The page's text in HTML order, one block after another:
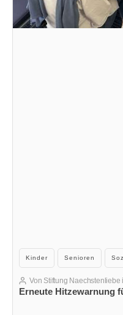
Kategorien
Kinder Senioren
Erneute Hitzewarnung
Beitragsautor
Von Stiftung Naechstenliebe